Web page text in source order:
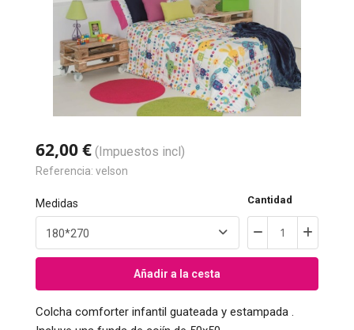
62,00 € (Impuestos incl)
Referencia: velson
Medidas Cantidad
Añadir a la cesta
Colcha comforter infantil guateada y estampada .